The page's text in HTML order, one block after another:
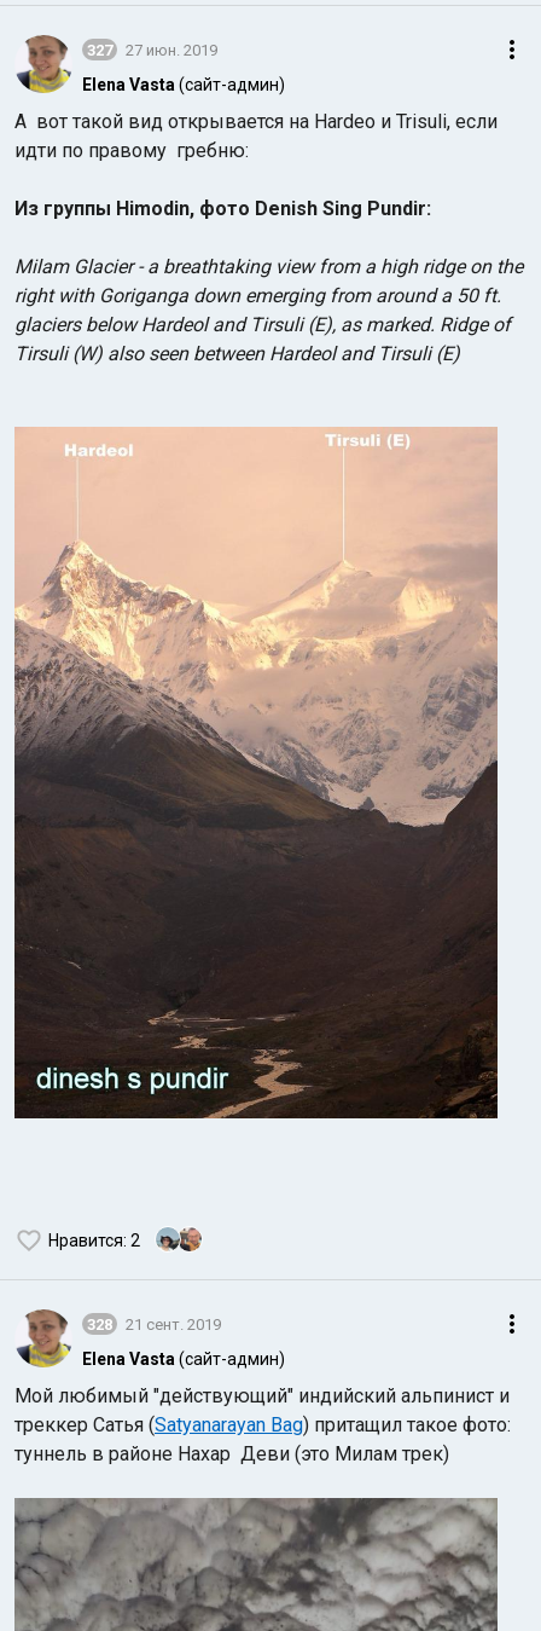
327 27 июн. 2019
Elena Vasta (сайт-админ)
А вот такой вид открывается на Hardeo и Trisuli, если
идти по правому гребню:
Из группы Himodin, фото Denish Sing Pundir:
Milam Glacier - a breathtaking view from a high ridge on the
right with Goriganga down emerging from around a 50 ft.
glaciers below Hardeol and Tirsuli (E), as marked. Ridge of
Tirsuli (W) also seen between Hardeol and Tirsuli (E)
Нравится: 2
328 21 сент. 2019
Elena Vasta (сайт-админ)
Мой любимый "действующий" индийский альпинист и
треккер Сатья (Satyanarayan Bag) притащил такое фото:
туннель в районе Нахар Деви (это Милам трек)